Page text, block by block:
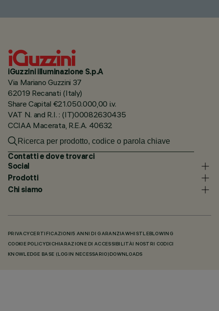
iGuzzini illuminazione S.p.A
Via Mariano Guzzini 37
62019 Recanati (Italy)
Share Capital €21.050.000,00 i.v.
VAT N. and R.I. : (IT)00082630435
CCIAA Macerata, R.E.A. 40632
Contatti e dove trovarci
Social
Prodotti
Chi siamo
PRIVACY CERTIFICAZIONI 5 ANNI DI GARANZIAWHISTLEBLOWING
COOKIE POLICY DICHIARAZIONE DI ACCESSIBILITÀI NOSTRI CODICI
KNOWLEDGE BASE (LOGIN NECESSARIO) DOWNLOADS